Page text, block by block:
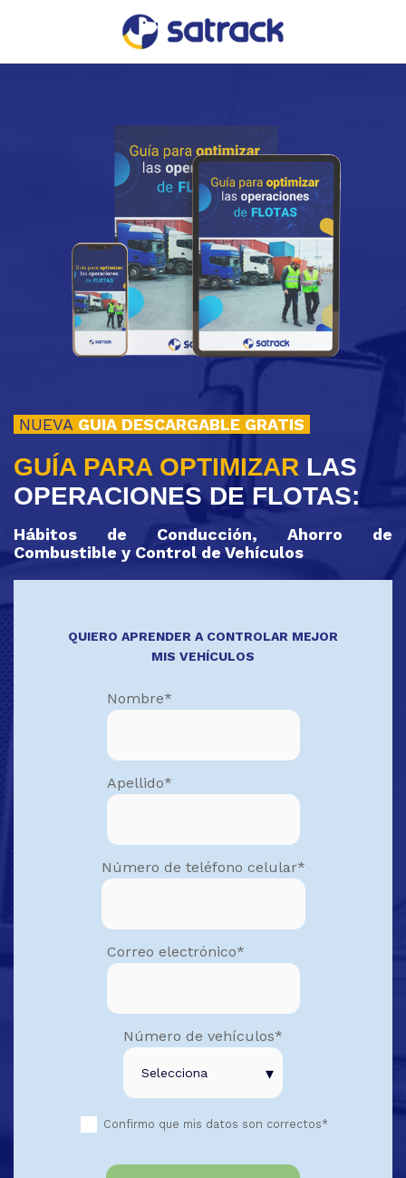
NUEVA GUIA DESCARGABLE GRATIS
GUÍA PARA OPTIMIZAR LAS
OPERACIONES DE FLOTAS:
Hábitos de Conducción, Ahorro de
Combustible y Control de Vehículos
QUIERO APRENDER A CONTROLAR MEJOR
MIS VEHÍCULOS
Nombre*
Apellido*
Número de teléfono celular*
Correo electrónico*
Número de vehículos*
Confirmo que mis datos son correctos*